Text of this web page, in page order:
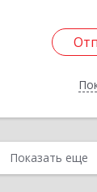
Показать еще